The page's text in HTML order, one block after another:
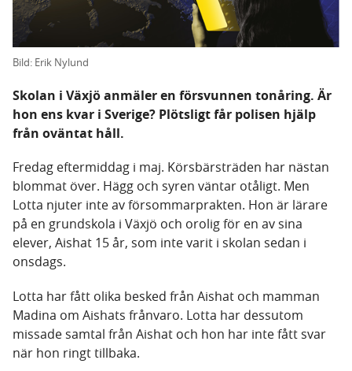
Bild: Erik Nylund
Skolan i Växjö anmäler en försvunnen tonåring. Är
hon ens kvar i Sverige? Plötsligt får polisen hjälp
från oväntat håll.
Fredag eftermiddag i maj. Körsbärsträden har nästan
blommat över. Hägg och syren väntar otåligt. Men
Lotta njuter inte av försommarprakten. Hon är lärare
på en grundskola i Växjö och orolig för en av sina
elever, Aishat 15 år, som inte varit i skolan sedan i
onsdags.
Lotta har fått olika besked från Aishat och mamman
Madina om Aishats frånvaro. Lotta har dessutom
missade samtal från Aishat och hon har inte fått svar
när hon ringt tillbaka.